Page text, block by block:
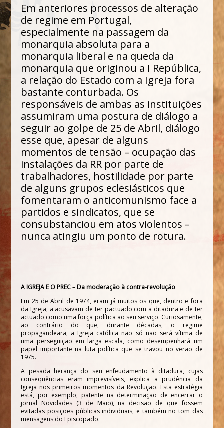
Em anteriores processos de alteração
de regime em Portugal,
especialmente na passagem da
monarquia absoluta para a
monarquia liberal e na queda da
monarquia que originou a I República,
a relação do Estado com a Igreja fora
bastante conturbada. Os
responsáveis de ambas as instituições
assumiram uma postura de diálogo a
seguir ao golpe de 25 de Abril, diálogo
esse que, apesar de alguns
momentos de tensão – ocupação das
instalações da RR por parte de
trabalhadores, hostilidade por parte
de alguns grupos eclesiásticos que
fomentaram o anticomunismo face a
partidos e sindicatos, que se
consubstanciou em atos violentos –
nunca atingiu um ponto de rotura.
A IGREJA E O PREC – Da moderação à contra-revolução
Em 25 de Abril de 1974, eram já muitos os que, dentro e fora
da Igreja, a acusavam de ter pactuado com a ditadura e de ter
actuado como uma força política ao seu serviço. Curiosamente,
ao contrário do que, durante décadas, o regime
propagandeara, a Igreja católica não só não será vítima de
uma perseguição em larga escala, como desempenhará um
papel importante na luta política que se travou no verão de
1975.
A pesada herança do seu enfeudamento à ditadura, cujas
consequências eram imprevisíveis, explica a prudência da
Igreja nos primeiros momentos da Revolução. Esta estratégia
está, por exemplo, patente na determinação de encerrar o
jornal Novidades (3 de Maio), na decisão de que fossem
evitadas posições públicas individuais, e também no tom das
mensagens do Episcopado.